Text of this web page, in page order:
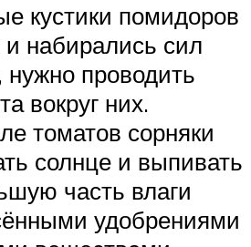
кустики помидоров
набирались сил
нужно проводить
вокруг них.
томатов сорняки
солнце и выпивать
часть влаги
удобрениями